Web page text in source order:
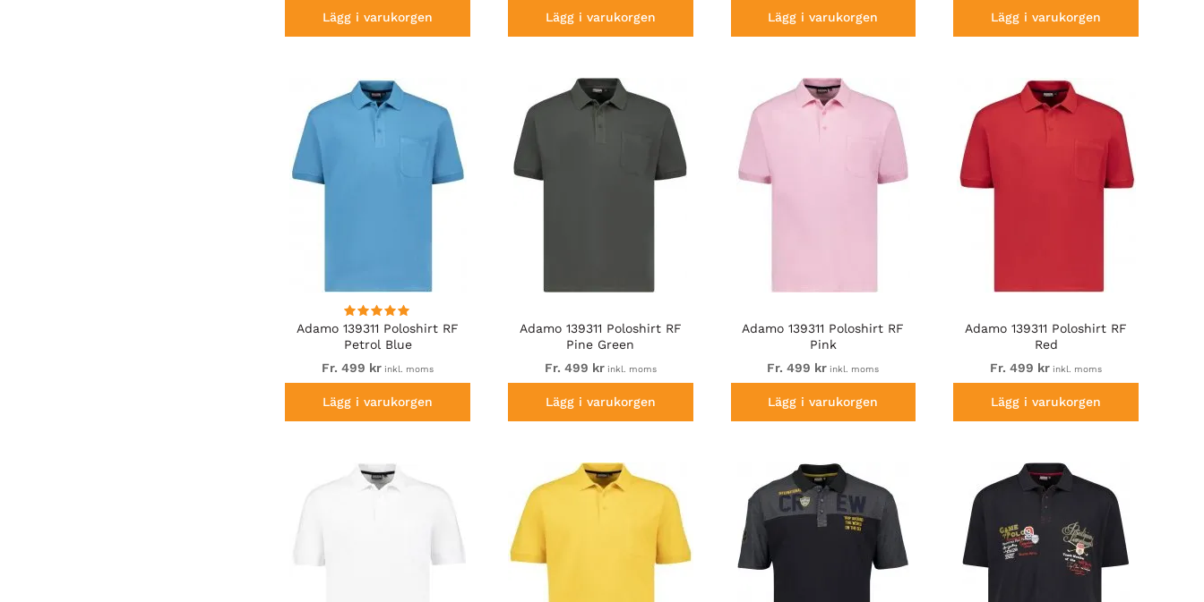
Lägg i varukorgen Lägg i varukorgen Lägg i varukorgen Lägg i varukorgen
Adamo 139311 Poloshirt RF
Petrol Blue
Fr. 499 kr inkl. moms
Lägg i varukorgen
Adamo 139311 Poloshirt RF
Pine Green
Fr. 499 krinkl. moms
Lägg i varukorgen
Adamo 139311 Poloshirt RF
Pink
Fr. 499 kr inkl. moms
Lägg i varukorgen
Adamo 139311 Poloshirt RF
Red
Fr. 499 kr inkl. moms
Lägg i varukorgen